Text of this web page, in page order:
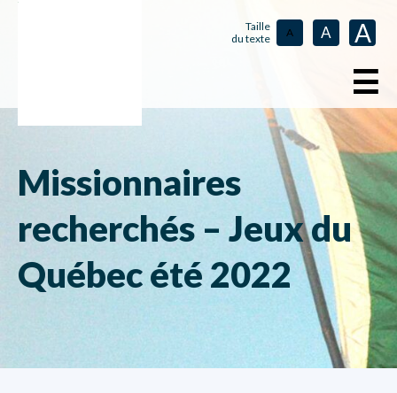
Taille
du texte
A A A
☰
Missionnaires
recherchés – Jeux du
Québec été 2022